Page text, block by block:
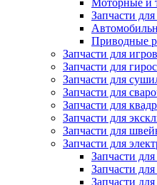
Моторные и
Запчасти
Приводные
Запчасти для
Запчасти для
Запчасти для
Запчасти для
Запчасти для
Запчасти для
Запчасти для
Запчасти для
Запчасти
Запчасти
Запчасти